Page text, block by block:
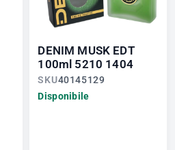
DENIM MUSK EDT
100ml 5210 1404
SKU40145129
Disponibile